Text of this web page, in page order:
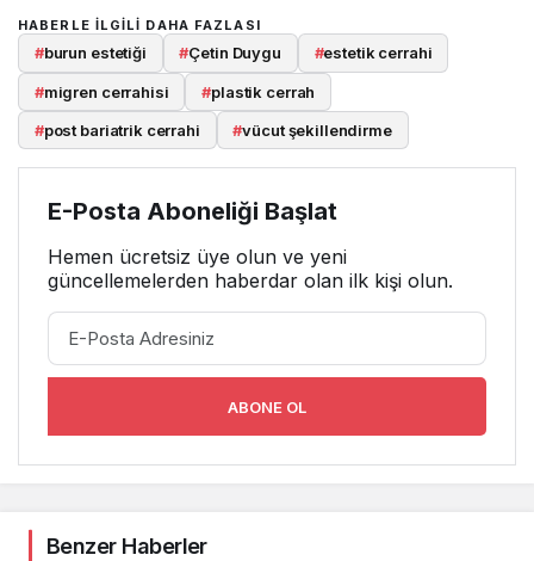
HABERLE ILGILI DAHA FAZLASI
#burun estetiği #Çetin Duygu #estetik cerrahi
#migren cerrahisi #plastik cerrah
#post bariatrik cerrahi #vücut şekillendirme
E-Posta Aboneliği Başlat
Hemen ücretsiz üye olun ve yeni
güncellemelerden haberdar olan ilk kişi olun.
ABONE OL
Benzer Haberler